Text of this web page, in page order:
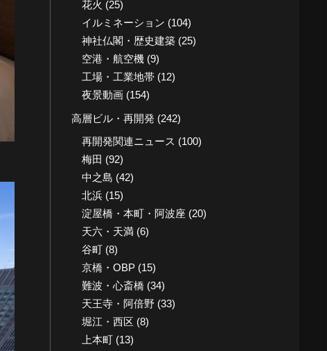
花火 (25)
イルミネーション (104)
神社仏閣・歴史建築(25)
空港・航空機(9)
工場・工業地帯(12)
夜景動画(154)
高層ビル・再開発 (242)
再開発関連ニュース (100)
梅田 (92)
中之島 (42)
北浜(15)
淀屋橋・本町・阿波座 (20)
天六・天満(6)
谷町(8)
京橋・OBP(15)
難波・心斎橋(34)
天王寺・阿倍野(33)
堀江・西区 (8)
上本町(13)